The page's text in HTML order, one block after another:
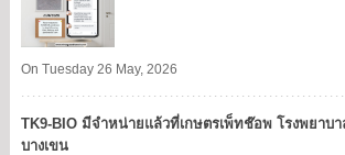
On Tuesday 26 May, 2026
TK9​-BIO มีจำหน่ายแล้วที่เกษตรเพ็ทช๊อพ โรงพยาบ
บางเขน​